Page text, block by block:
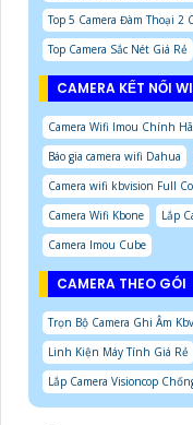
Top 5 Camera Đàm Thoại 2
Top Camera Sắc Nét Giá Rẻ
CAMERA KẾT NỐI
Camera Wifi Imou Chính
Báo gia camera wifi Dahua
Camera wifi kbvision Full
Camera Wifi Kbone
Lắp
Camera Imou Cube
CAMERA THEO GÓI
Trọn Bộ Camera Ghi Âm
Linh Kiện Máy Tính Giá Rẻ
Lắp Camera Visioncop